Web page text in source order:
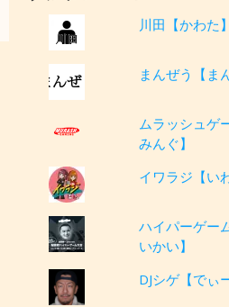
川田【かわた】
まんぜう【ま
ムラッシュゲ
みんぐ】
イワラジ【い
ハイパーゲー
いかい】
DJシゲ【でぃ